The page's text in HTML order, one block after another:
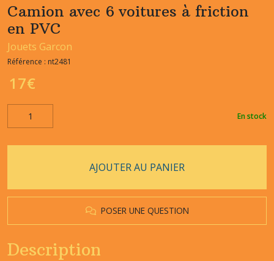
Camion avec 6 voitures à friction
en PVC
Jouets Garcon
Référence : nt2481
17€
En stock
AJOUTER AU PANIER
POSER UNE QUESTION
Description